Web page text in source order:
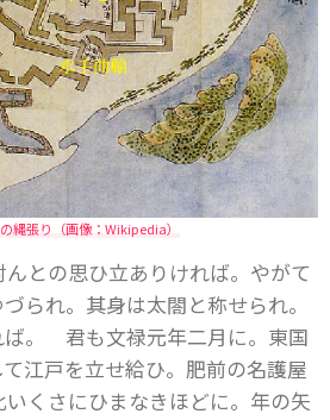
縄張り（画像：Wikipedia）
との思ひ立ありければ。やがて
られ。其身は太閤と称せられ。
ば。 君も文禄元年二月に。東国
江戸を立せ給ひ。肥前の名護屋
くさにひまなきほどに。年の矢